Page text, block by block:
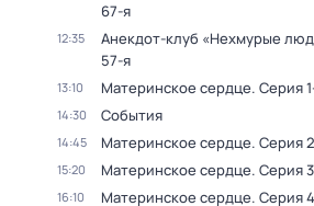
67-я
12:35
Анекдот-клуб «Нехмурые
57-я
13:10 Материнское сердце. Серия
14:30 События
14:45 Материнское сердце. Серия
15:20 Материнское сердце. Серия
16:10 Материнское сердце. Серия